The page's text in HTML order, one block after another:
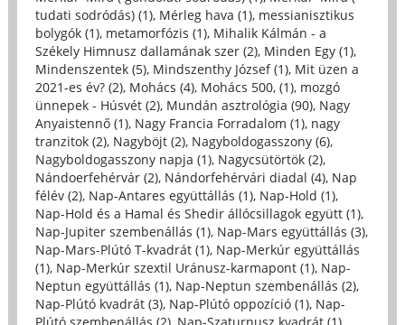
tudati sodródás) (1), Mérleg hava (1), messianisztikus
bolygók (1), metamorfózis (1), Mihalik Kálmán - a
Székely Himnusz dallamának szer (2), Minden Egy (1),
Mindenszentek (5), Mindszenthy József (1), Mit üzen a
2021-es év? (2), Mohács (4), Mohács 500, (1), mozgó
ünnepek - Húsvét (2), Mundán asztrológia (90), Nagy
Anyaistennő (1), Nagy Francia Forradalom (1), nagy
tranzitok (2), Nagyböjt (2), Nagyboldogasszony (6),
Nagyboldogasszony napja (1), Nagycsütörtök (2),
Nándoerfehérvár (2), Nándorfehérvári diadal (4), Nap
félév (2), Nap-Antares együttállás (1), Nap-Hold (1),
Nap-Hold és a Hamal és Shedir állócsillagok együtt (1),
Nap-Jupiter szembenállás (1), Nap-Mars együttállás (3),
Nap-Mars-Plútó T-kvadrát (1), Nap-Merkúr együttállás
(1), Nap-Merkúr szextil Uránusz-karmapont (1), Nap-
Neptun együttállás (1), Nap-Neptun szembenállás (2),
Nap-Plútó kvadrát (3), Nap-Plútó oppozíció (1), Nap-